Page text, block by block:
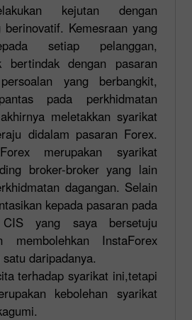
kejutan dengan
berinovatif. Kemesraan yang
setiap pelanggan,
bertindak dengan pasaran
yang berbangkit,
pada perkhidmatan
meletakkan syarikat
didalam pasaran Forex.
merupakan syarikat
broker-broker yang lain
dagangan. Selain
kepada pasaran pada
CIS yang saya bersetuju
membolehkan InstaForex
daripadanya.
terhadap syarikat ini,tetapi
kebolehan syarikat